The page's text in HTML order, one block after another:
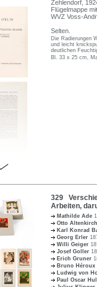
Zehlendorf,
Flügelmappe
WVZ Voss-
Selten.
Die Radierungen
und leicht
deutlichen
Bl. 33 x 25 cm,
329
Arbeiten,
Mathilde Ade
Otto
Karl Konrad
Georg Erler
Willi Geiger
Josef Goller
Erich Gruner
Bruno Héroux
Ludwig von
Paul Oscar